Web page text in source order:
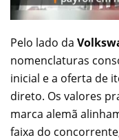
Pelo lado da
nomenclaturas
inicial e a oferta de
direto. Os valores
marca alemã
faixa do